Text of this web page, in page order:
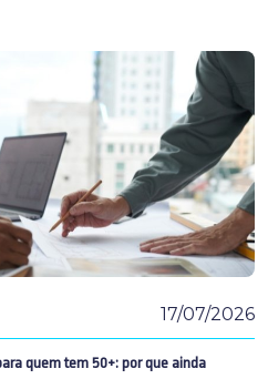
17/07/2026
quem tem 50+: por que ainda